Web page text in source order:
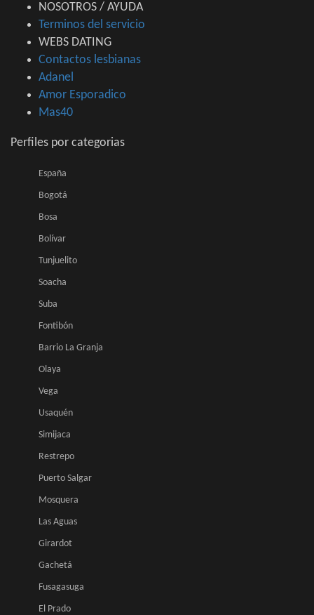
NOSOTROS / AYUDA
Terminos del servicio
WEBS DATING
Contactos lesbianas
Adanel
Amor Esporadico
Mas40
Perfiles por categorias
España
Bogotá
Bosa
Bolívar
Tunjuelito
Soacha
Suba
Fontibón
Barrio La Granja
Olaya
Vega
Usaquén
Simijaca
Restrepo
Puerto Salgar
Mosquera
Las Aguas
Girardot
Gachetá
Fusagasuga
El Prado